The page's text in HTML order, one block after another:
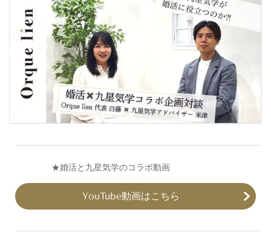
★婚活と九星気学のコラボ動画
YouTube動画はこちら